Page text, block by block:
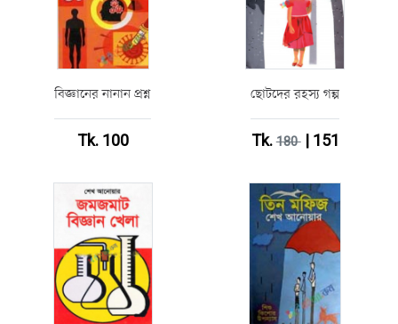
বিজ্ঞানের নানান প্রশ্ন
Tk. 100
ছোটদের রহস্য গল্প
Tk.180| 151